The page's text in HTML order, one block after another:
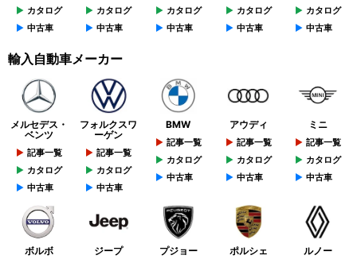
カタログ
中古車
カタログ
中古車
カタログ
中古車
カタログ
中古車
カタログ
中古車
輸入自動車メーカー
メルセデス・
ベンツ
記事一覧
カタログ
中古車
フォルクスワ
ーゲン
記事一覧
カタログ
中古車
BMW
記事一覧
カタログ
中古車
アウディ
記事一覧
カタログ
中古車
ミニ
記事一覧
カタログ
中古車
ボルボ ジープ プジョー ポルシェ ルノー